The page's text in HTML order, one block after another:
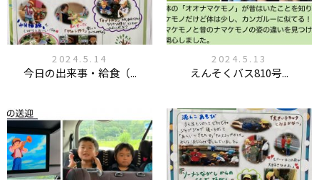
2024.5.14
今日の出来事・給食（...
2024.5.13
えんそくバス810号...